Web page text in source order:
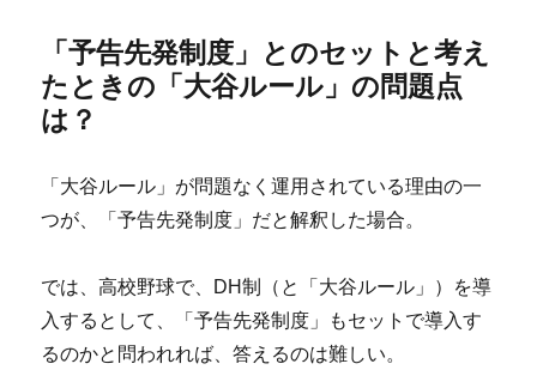
「予告先発制度」とのセットと考え
たときの「大谷ルール」の問題点
は？
「大谷ルール」が問題なく運用されている理由の一
つが、「予告先発制度」だと解釈した場合。
では、高校野球で、DH制（と「大谷ルール」）を導
入するとして、「予告先発制度」もセットで導入す
るのかと問われれば、答えるのは難しい。